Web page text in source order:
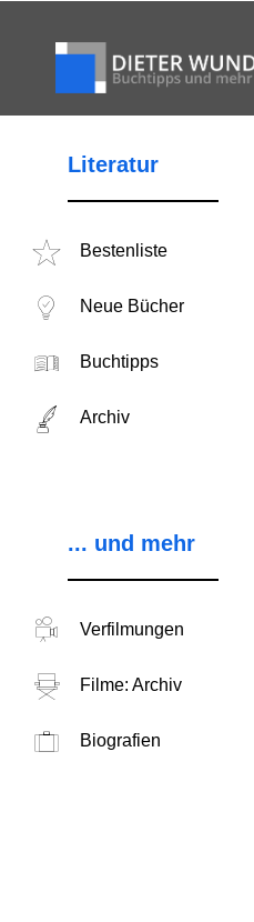
Literatur
Bestenliste
Neue Bücher
Buchtipps
Archiv
... und mehr
Verfilmungen
Filme: Archiv
Biografien